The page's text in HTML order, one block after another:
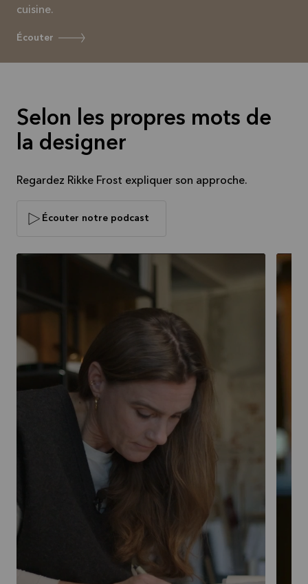
cuisine.
Écouter
Selon les propres mots de
la designer
Regardez Rikke Frost expliquer son approche.
Écouter notre podcast